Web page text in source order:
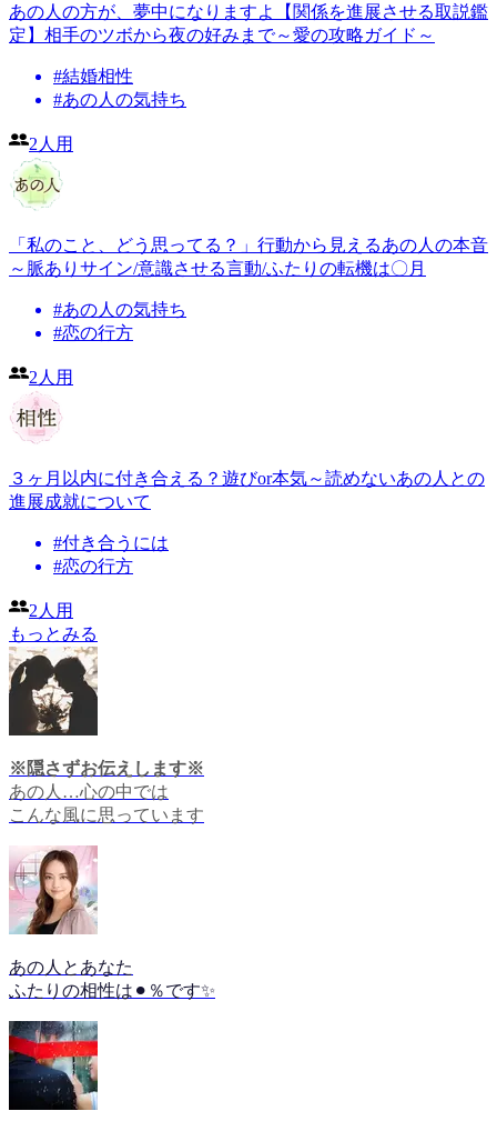
あの人の方が、夢中になりますよ【関係を進展させる取説鑑
定】相手のツボから夜の好みまで～愛の攻略ガイド～
#結婚相性
#あの人の気持ち
2人用
「私のこと、どう思ってる？」行動から見えるあの人の本音
～脈ありサイン/意識させる言動/ふたりの転機は〇月
#あの人の気持ち
#恋の行方
2人用
３ヶ月以内に付き合える？遊びor本気～読めないあの人との
進展成就について
#付き合うには
#恋の行方
2人用
もっとみる
※隠さずお伝えします※
あの人…心の中では
こんな風に思っています
あの人とあなた
ふたりの相性は⚫︎％です✨